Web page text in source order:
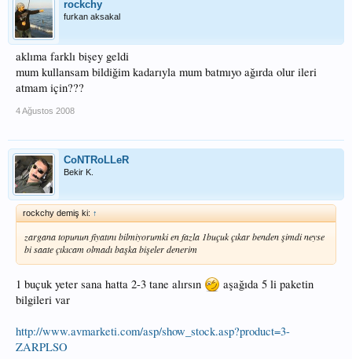
rockchy
furkan aksakal
aklıma farklı bişey geldi
mum kullansam bildiğim kadarıyla mum batmıyo ağırda olur ileri
atmam için???
4 Ağustos 2008
CoNTRoLLeR
Bekir K.
rockchy demiş ki: ↑
zargana topunun fiyatını bilmiyorumki en fazla 1buçuk çıkar benden şimdi neyse
bi saate çıkıcam olmadı başka bişeler denerim
1 buçuk yeter sana hatta 2-3 tane alırsın
aşağıda 5 li paketin
bilgileri var
http://www.avmarketi.com/asp/show_stock.asp?product=3-
ZARPLSO